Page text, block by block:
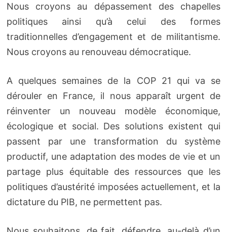
Nous croyons au dépassement des chapelles
politiques ainsi qu’à celui des formes
traditionnelles d’engagement et de militantisme.
Nous croyons au renouveau démocratique.
A quelques semaines de la COP 21 qui va se
dérouler en France, il nous apparaît urgent de
réinventer un nouveau modèle économique,
écologique et social. Des solutions existent qui
passent par une transformation du système
productif, une adaptation des modes de vie et un
partage plus équitable des ressources que les
politiques d’austérité imposées actuellement, et la
dictature du PIB, ne permettent pas.